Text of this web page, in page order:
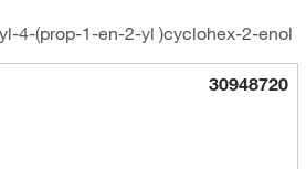
4-(prop-1-en-2-yl )cyclohex-2-enol
30948720